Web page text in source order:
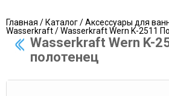
Главная /Каталог/Аксессуары для
Wasserkraft/ Wasserkraft Wern K-2511
Wasserkraft Wern K-
полотенец